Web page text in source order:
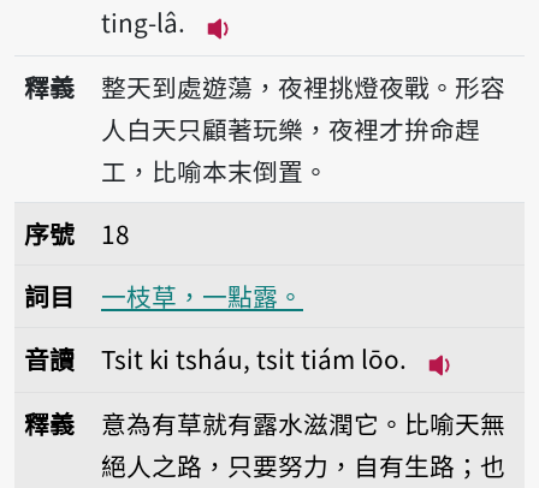
ting-lâ.
播放音讀Tsi̍t ji̍t tsáu-pha-
釋義
整天到處遊蕩，夜裡挑燈夜戰。形容
人白天只顧著玩樂，夜裡才拚命趕
工，比喻本末倒置。
序號18一枝草，一點露。
序號
18
詞目
一枝草，一點露。
音讀
Tsi̍t ki tsháu, tsi̍t tiám lōo.
釋義
意為有草就有露水滋潤它。比喻天無
絕人之路，只要努力，自有生路；也